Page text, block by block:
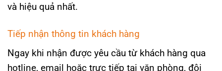
và hiệu quả nhất.
Tiếp nhận thông tin khách hàng
Ngay khi nhận được yêu cầu từ khách hàng qua
hotline, email hoặc trực tiếp tại văn phòng, đội